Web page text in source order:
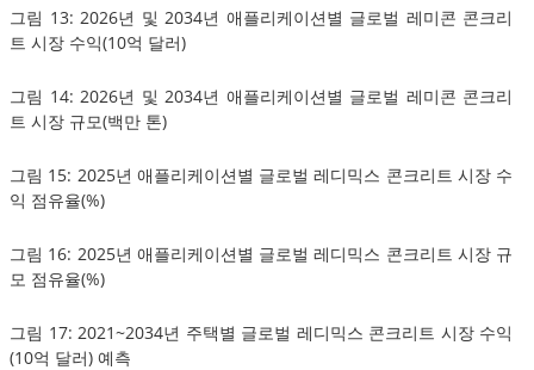
그림 13: 2026년 및 2034년 애플리케이션별 글로벌 레미콘 콘크리
트 시장 수익(10억 달러)
그림 14: 2026년 및 2034년 애플리케이션별 글로벌 레미콘 콘크리
트 시장 규모(백만 톤)
그림 15: 2025년 애플리케이션별 글로벌 레디믹스 콘크리트 시장 수
익 점유율(%)
그림 16: 2025년 애플리케이션별 글로벌 레디믹스 콘크리트 시장 규
모 점유율(%)
그림 17: 2021~2034년 주택별 글로벌 레디믹스 콘크리트 시장 수익
(10억 달러) 예측